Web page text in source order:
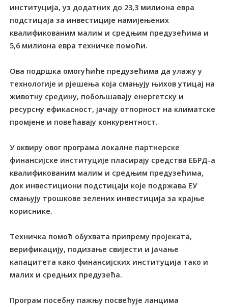
институција, уз додатних до 23,3 милиона евра
подстицаја за инвестиције намијењених
квалификованим малим и средњим предузећима и
5,6 милиона евра техничке помоћи.
Ова подршка омогућиће предузећима да улажу у
технологије и рјешења која смањују њихов утицај на
животну средину, побољшавају енергетску и
ресурсну ефикасност, јачају отпорност на климатске
промјене и повећавају конкурентност.
У оквиру овог програма локалне партнерске
финансијске институције пласирају средства ЕБРД-а
квалификованим малим и средњим предузећима,
док инвестициони подстицаји које подржава ЕУ
смањују трошкове зелених инвестиција за крајње
кориснике.
Техничка помоћ обухвата припрему пројеката,
верификацију, подизање свијести и јачање
капацитета како финансијских институција тако и
малих и средњих предузећа.
Програм посебну пажњу посвећује ланцима